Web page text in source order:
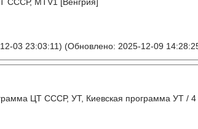
03 23:03:11) (Обновлено: 2025-12-09
ЦТ СССР, УТ, Киевская программа УТ /